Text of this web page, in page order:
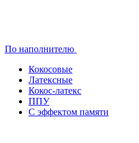
По наполнителю
Кокосовые
Латексные
Кокос-латекс
ППУ
С эффектом памяти